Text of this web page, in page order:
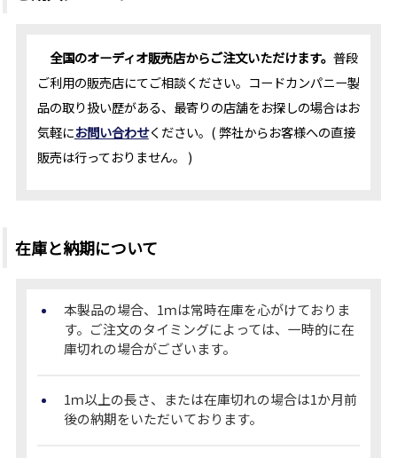
全国のオーディオ販売店からご注文いただけます。 普段
ご利用の販売店にてご相談ください。コードカンパニー製
品の取り扱い歴がある、最寄りの店舗をお探しの場合はお
気軽にお問い合わせください。( 弊社からお客様への直接
販売は行っておりません。 )
在庫と納期について
本製品の場合、1ｍは常時在庫を心がけておりま
す。ご注文のタイミングによっては、一時的に在
庫切れの場合がございます。
1ｍ以上の長さ、または在庫切れの場合は1か月前
後の納期をいただいております。